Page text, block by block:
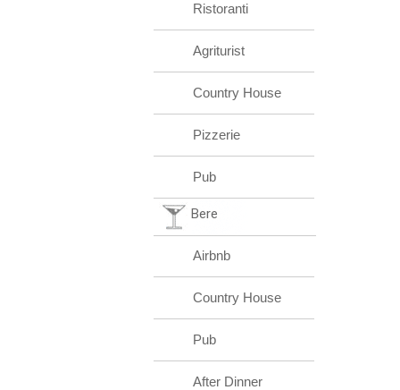
Ristoranti
Agriturist
Country House
Pizzerie
Pub
Bere
Airbnb
Country House
Pub
After Dinner